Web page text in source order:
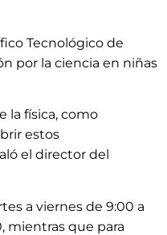
Tecnológico de
por la ciencia en niñas
la física, como
estos
el director del
a viernes de 9:00 a
mientras que para